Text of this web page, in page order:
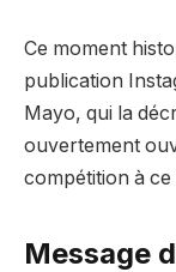
Ce moment
publication
Mayo, qui la
ouvertement
compétition à ce
Message